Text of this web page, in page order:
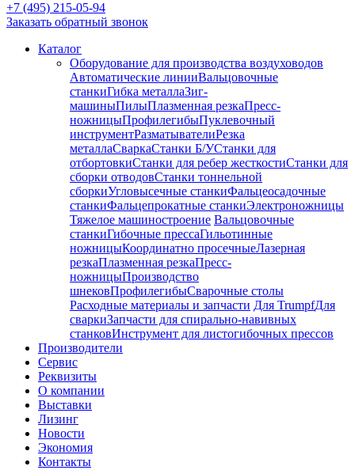
+7 (495) 215-05-94
Заказать обратный звонок
Каталог
Оборудование для производства воздуховодов
Автоматические линииВальцовочные
станкиГибка металлаЗиг-
машиныПилыПлазменная резкаПресс-
ножницыПрофилегибыПуклевочный
инструментРазматывателиРезка
металлаСваркаСтанки Б/УСтанки для
отбортовкиСтанки для ребер жесткостиСтанки для
сборки отводовСтанки тоннельной
сборкиУгловысечные станкиФальцеосадочные
станкиФальцепрокатные станкиЭлектроножницы
Тяжелое машиностроение Вальцовочные
станкиГибочные прессаГильотинные
ножницыКоординатно просечныеЛазерная
резкаПлазменная резкаПресс-
ножницыПроизводство
шнековПрофилегибыСварочные столы
Расходные материалы и запчасти Для TrumpfДля
сваркиЗапчасти для спирально-навивных
станковИнструмент для листогибочных прессов
Производители
Сервис
Реквизиты
О компании
Выставки
Лизинг
Новости
Экономия
Контакты